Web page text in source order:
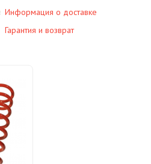
Информация о доставке
Гарантия и возврат